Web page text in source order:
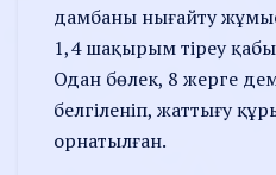
дамбаны нығайту
1,4 шақырым тіреу
Одан бөлек, 8 жерге
белгіленіп, жаттығу
орнатылған.